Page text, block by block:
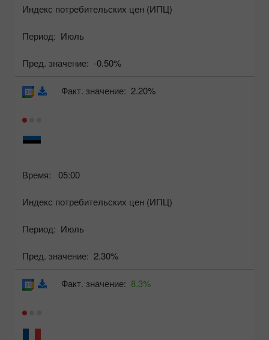
Индекс потребительских цен (ИПЦ)
Период: Июль
Пред. значение: -0.50%
Время: 05:00
Индекс потребительских цен (ИПЦ)
Период: Июль
Пред. значение: 2.30%
Факт. значение: 2.20%
Факт. значение: 8.3%